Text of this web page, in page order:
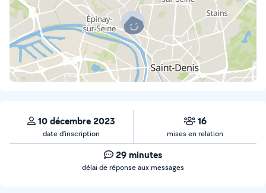
10 décembre 2023
date d’inscription
16
mises en relation
29 minutes
délai de réponse aux messages